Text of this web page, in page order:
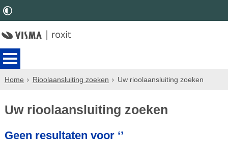
Home Rioolaansluiting zoeken Uw rioolaansluiting zoeken
Uw rioolaansluiting zoeken
Geen resultaten voor ‘’